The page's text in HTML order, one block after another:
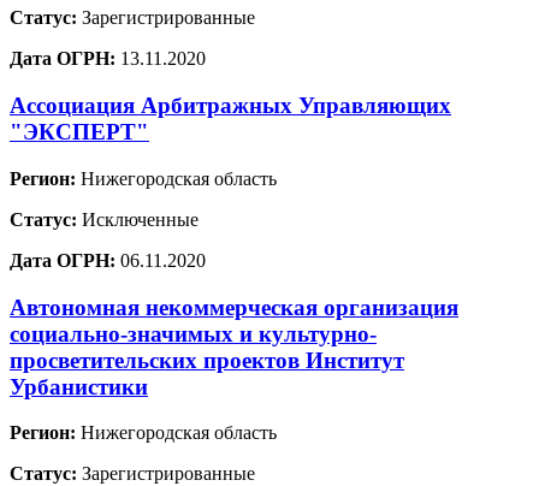
Статус: Зарегистрированные
Дата ОГРН: 13.11.2020
Ассоциация Арбитражных Управляющих
"ЭКСПЕРТ"
Регион: Нижегородская область
Статус: Исключенные
Дата ОГРН: 06.11.2020
Автономная некоммерческая организация
социально-значимых и культурно-
просветительских проектов Институт
Урбанистики
Регион: Нижегородская область
Статус: Зарегистрированные